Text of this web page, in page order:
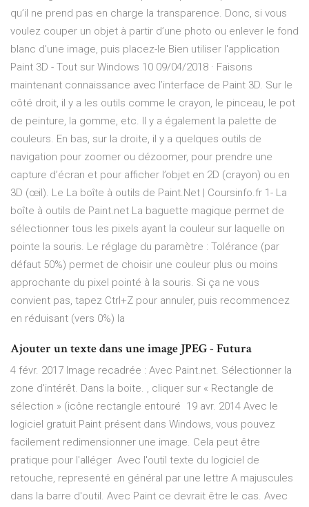
qu’il ne prend pas en charge la transparence. Donc, si vous
voulez couper un objet à partir d’une photo ou enlever le fond
blanc d’une image, puis placez-le Bien utiliser l'application
Paint 3D - Tout sur Windows 10 09/04/2018 · Faisons
maintenant connaissance avec l’interface de Paint 3D. Sur le
côté droit, il y a les outils comme le crayon, le pinceau, le pot
de peinture, la gomme, etc. Il y a également la palette de
couleurs. En bas, sur la droite, il y a quelques outils de
navigation pour zoomer ou dézoomer, pour prendre une
capture d’écran et pour afficher l’objet en 2D (crayon) ou en
3D (œil). Le La boîte à outils de Paint.Net | Coursinfo.fr 1- La
boîte à outils de Paint.net La baguette magique permet de
sélectionner tous les pixels ayant la couleur sur laquelle on
pointe la souris. Le réglage du paramètre : Tolérance (par
défaut 50%) permet de choisir une couleur plus ou moins
approchante du pixel pointé à la souris. Si ça ne vous
convient pas, tapez Ctrl+Z pour annuler, puis recommencez
en réduisant (vers 0%) la
Ajouter un texte dans une image JPEG - Futura
4 févr. 2017 Image recadrée : Avec Paint.net. Sélectionner la
zone d'intérêt. Dans la boite. , cliquer sur « Rectangle de
sélection » (icône rectangle entouré 19 avr. 2014 Avec le
logiciel gratuit Paint présent dans Windows, vous pouvez
facilement redimensionner une image. Cela peut être
pratique pour l'alléger Avec l'outil texte du logiciel de
retouche, representé en général par une lettre A majuscules
dans la barre d'outil. Avec Paint ce devrait être le cas. Avec